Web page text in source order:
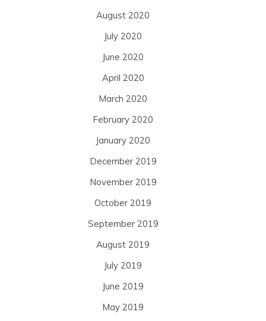
August 2020
July 2020
June 2020
April 2020
March 2020
February 2020
January 2020
December 2019
November 2019
October 2019
September 2019
August 2019
July 2019
June 2019
May 2019